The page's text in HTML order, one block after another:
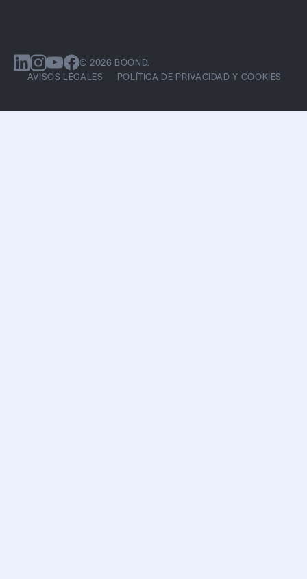
© 2026 BOOND.
AVISOS LEGALES
POLÍTICA DE PRIVACIDAD Y COOKIES